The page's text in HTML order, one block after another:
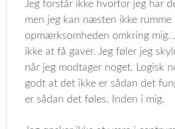
Jeg forstår ikke hvorfor jeg har
men jeg kan næsten ikke rumme
opmærksomheden omkring mig.
ikke at få gaver. Jeg føler jeg
når jeg modtager noget. Logisk
godt at det ikke er sådan det
er sådan det føles. Inden i mig.